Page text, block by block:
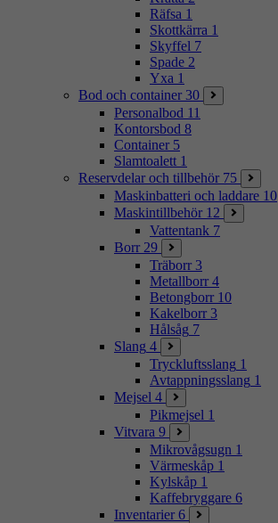
Räfsa 1
Skottkärra 1
Skyffel 7
Spade 2
Yxa 1
Bod och container 30
Personalbod 11
Kontorsbod 8
Container 5
Slamtoalett 1
Reservdelar och tillbehör 75
Maskinbatteri och laddare 10
Maskintillbehör 12
Vattentank 7
Borr 29
Träborr 3
Metallborr 4
Betongborr 10
Kakelborr 3
Hålsåg 7
Slang 4
Tryckluftsslang 1
Avtappningsslang 1
Mejsel 4
Pikmejsel 1
Vitvara 9
Mikrovågsugn 1
Värmeskåp 1
Kylskåp 1
Kaffebryggare 6
Inventarier 6